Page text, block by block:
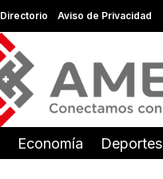
Directorio Aviso de Privacidad
Economía Deportes